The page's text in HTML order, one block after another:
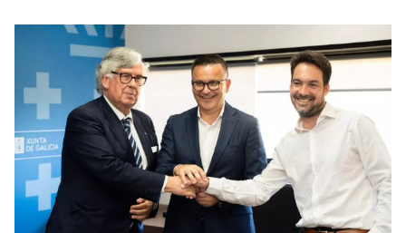
INVESTIGACIÓN
Una nueva tecnología utiliza la IA para optimizar
cultivos